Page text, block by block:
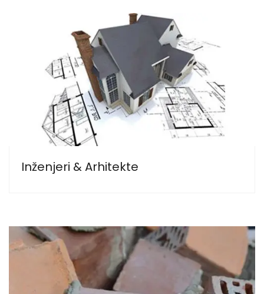
Inženjeri & Arhitekte